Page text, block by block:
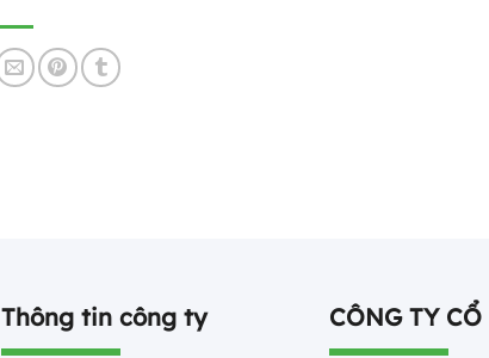
Thông tin công ty CÔNG TY